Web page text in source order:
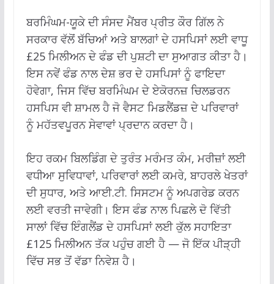
ਬਰਮਿੰਘਮ-ਯੂਕੇ ਦੀ ਸੰਸਦ ਮੈਂਬਰ ਪ੍ਰੀਤ ਕੌਰ ਗਿੱਲ ਨੇ
ਸਰਕਾਰ ਵੱਲੋਂ ਬੱਚਿਆਂ ਅਤੇ ਬਾਲਗਾਂ ਦੇ ਹਸਪਿਸਾਂ ਲਈ ਵਾਧੂ
£25 ਮਿਲੀਅਨ ਦੇ ਫੰਡ ਦੀ ਪੁਸ਼ਟੀ ਦਾ ਸੁਆਗਤ ਕੀਤਾ ਹੈ।
ਇਸ ਨਵੇਂ ਫੰਡ ਨਾਲ ਦੇਸ਼ ਭਰ ਦੇ ਹਸਪਿਸਾਂ ਨੂੰ ਫਾਇਦਾ
ਹੋਵੇਗਾ, ਜਿਸ ਵਿੱਚ ਬਰਮਿੰਘਮ ਦੇ ਏਕੋਰਨਜ਼ ਚਿਲਡਰਨ
ਹਸਪਿਸ ਵੀ ਸ਼ਾਮਲ ਹੈ ਜੋ ਵੈਸਟ ਮਿਡਲੈਂਡਜ਼ ਦੇ ਪਰਿਵਾਰਾਂ
ਨੂੰ ਮਹੱਤਵਪੂਰਨ ਸੇਵਾਵਾਂ ਪ੍ਰਦਾਨ ਕਰਦਾ ਹੈ।
ਇਹ ਰਕਮ ਬਿਲਡਿੰਗ ਦੇ ਤੁਰੰਤ ਮਰੰਮਤ ਕੰਮ, ਮਰੀਜ਼ਾਂ ਲਈ
ਵਧੀਆ ਸੁਵਿਧਾਵਾਂ, ਪਰਿਵਾਰਾਂ ਲਈ ਕਮਰੇ, ਬਾਹਰਲੇ ਖੇਤਰਾਂ
ਦੀ ਸੁਧਾਰ, ਅਤੇ ਆਈ.ਟੀ. ਸਿਸਟਮ ਨੂੰ ਅਪਗਰੇਡ ਕਰਨ
ਲਈ ਵਰਤੀ ਜਾਵੇਗੀ। ਇਸ ਫੰਡ ਨਾਲ ਪਿਛਲੇ ਦੋ ਵਿੱਤੀ
ਸਾਲਾਂ ਵਿੱਚ ਇੰਗਲੈਂਡ ਦੇ ਹਸਪਿਸਾਂ ਲਈ ਕੁੱਲ ਸਹਾਇਤਾ
£125 ਮਿਲੀਅਨ ਤੱਕ ਪਹੁੰਚ ਗਈ ਹੈ — ਜੋ ਇੱਕ ਪੀੜ੍ਹੀ
ਵਿੱਚ ਸਭ ਤੋਂ ਵੱਡਾ ਨਿਵੇਸ਼ ਹੈ।